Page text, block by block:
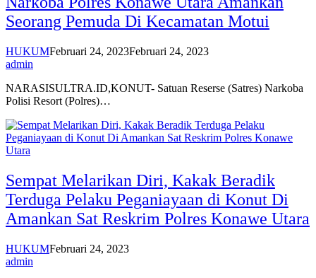
Seorang Pemuda Di Kecamatan Motui
HUKUMFebruari 24, 2023Februari 24, 2023
admin
NARASISULTRA.ID,KONUT- Satuan Reserse (Satres) Narkoba
Polisi Resort (Polres)…
Sempat Melarikan Diri, Kakak Beradik
Terduga Pelaku Peganiayaan di Konut Di
Amankan Sat Reskrim Polres Konawe Utara
HUKUMFebruari 24, 2023
admin